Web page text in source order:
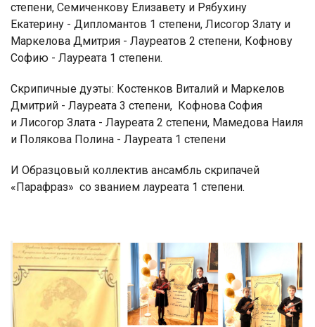
степени, Семиченкову Елизавету и Рябухину
Екатерину - Дипломантов 1 степени, Лисогор Злату и
Маркелова Дмитрия - Лауреатов 2 степени, Кофнову
Софию - Лауреата 1 степени.
Скрипичные дуэты: Костенков Виталий и Маркелов
Дмитрий - Лауреата 3 степени, Кофнова София
и Лисогор Злата - Лауреата 2 степени, Мамедова Наиля
и Полякова Полина - Лауреата 1 степени
И Образцовый коллектив ансамбль скрипачей
«Парафраз» со званием лауреата 1 степени.